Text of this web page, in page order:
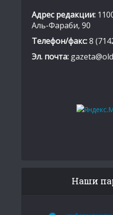
Адрес редакции:
Аль-Фараби, 90
Телефон/факс:8
Эл. почта:
Наши